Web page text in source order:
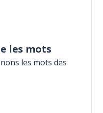
les mots
les mots des